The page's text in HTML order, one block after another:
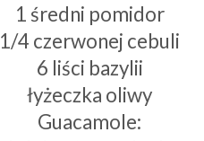
1 średni pomidor
1/4 czerwonej cebuli
6 liści bazylii
łyżeczka oliwy
Guacamole: